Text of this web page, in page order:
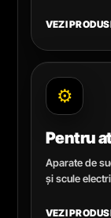
VEZI
⚙️
Pentru
Aparate de
și scule
VEZI